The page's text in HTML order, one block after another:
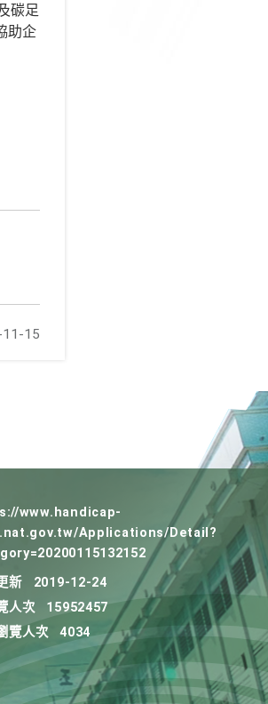
碳足
助企
15
www.handicap-
Applications/Detail?
新
2019-12-24
人次
15952457
覽人次
4034